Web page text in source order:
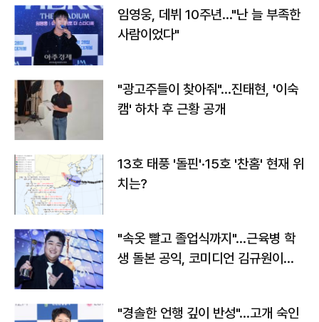
임영웅, 데뷔 10주년…"난 늘 부족한
사람이었다"
"광고주들이 찾아줘"…진태현, '이숙
캠' 하차 후 근황 공개
13호 태풍 '돌핀'·15호 '찬홈' 현재 위
치는?
"속옷 빨고 졸업식까지"…근육병 학
생 돌본 공익, 코미디언 김규원이었
"경솔한 언행 깊이 반성"…고개 숙인